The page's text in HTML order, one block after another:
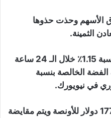
الأسهم وحذت حذوها
الثمينة.
قفزت أونصة الذهب الخالص بنسبة 1.15٪ خلال الـ 24 ساعة
الخالصة بنسبة
يتم تداول الذهب حاليا بسعر 1774 دولار للأونصة ويتم مقايضة